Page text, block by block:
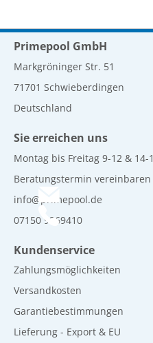
Primepool GmbH
Markgröninger Str. 51
71701 Schwieberdingen
Deutschland
Sie erreichen uns
Montag bis Freitag 9-12 & 14-
Beratungstermin vereinbaren
info@primepool.de
07150 9269410
Kundenservice
Zahlungsmöglichkeiten
Versandkosten
Garantiebestimmungen
Lieferung - Export & EU